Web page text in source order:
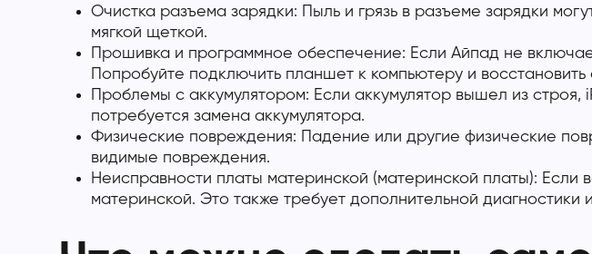
Очистка разъема зарядки: Пыль и грязь в разъеме зарядки
мягкой щеткой.
Прошивка и программное обеспечение: Если Айпад не
Попробуйте подключить планшет к компьютеру и восстановить
Проблемы с аккумулятором: Если аккумулятор вышел из
потребуется замена аккумулятора.
Физические повреждения: Падение или другие физические
видимые повреждения.
Неисправности платы материнской (материнской платы):
материнской. Это также требует дополнительной